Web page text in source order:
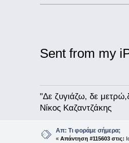
Sent from my
"Δε ζυγιάζω, δε
Νίκος Καζαντζάκης
Απ: Τι φοράμε σήμερα;
« Απάντηση #115603 στις: